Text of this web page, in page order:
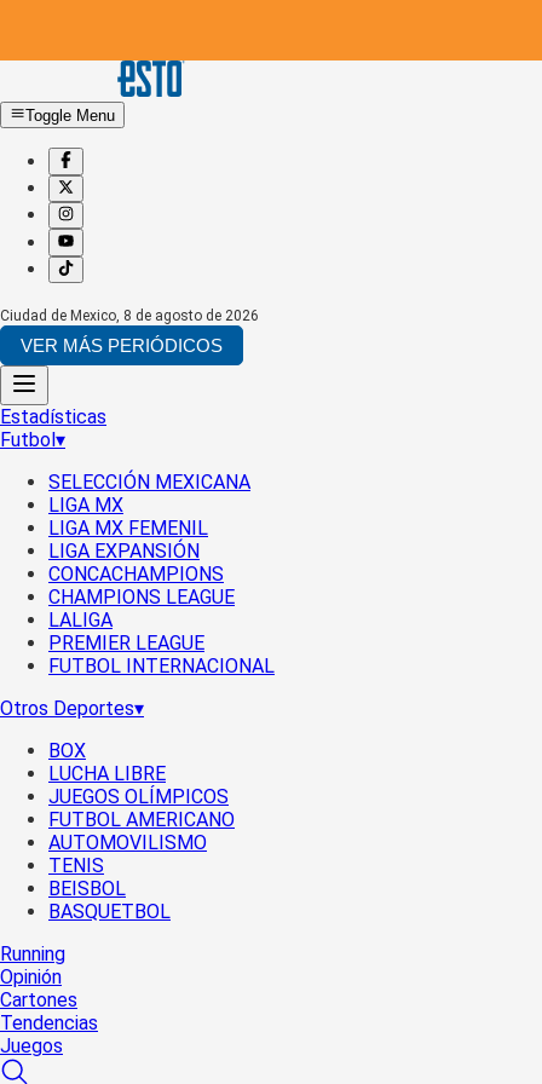
Toggle Menu
Ciudad de Mexico, 8 de agosto de 2026
VER MÁS PERIÓDICOS
Estadísticas
Futbol▾
SELECCIÓN MEXICANA
LIGA MX
LIGA MX FEMENIL
LIGA EXPANSIÓN
CONCACHAMPIONS
CHAMPIONS LEAGUE
LALIGA
PREMIER LEAGUE
FUTBOL INTERNACIONAL
Otros Deportes▾
BOX
LUCHA LIBRE
JUEGOS OLÍMPICOS
FUTBOL AMERICANO
AUTOMOVILISMO
TENIS
BEISBOL
BASQUETBOL
Running
Opinión
Cartones
Tendencias
Juegos